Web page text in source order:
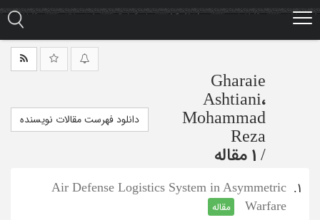
Skip
Gharaie
Ashtiani،
Mohammad
Reza
/ 1 مقاله
دانلود فهرست مقالات نویسنده
1.
Air Defense Logistics System in Asymmetric
Warfare
مقاله